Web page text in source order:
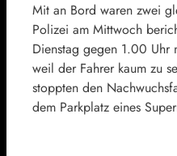
Mit an Bord waren zwei
Polizei am Mittwoch
Dienstag gegen 1.00 Uhr
weil der Fahrer kaum zu
stoppten den
dem Parkplatz eines